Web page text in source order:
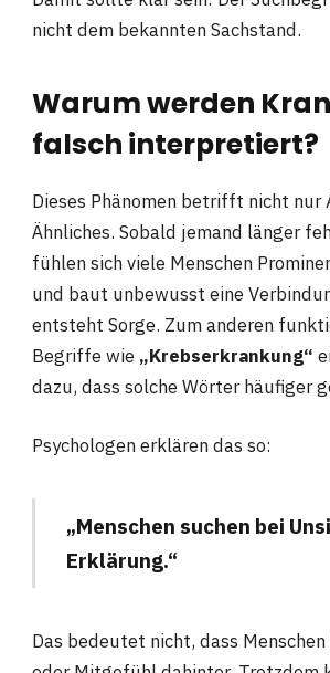
nicht dem bekannten Sachstand.
Warum werden
falsch interpretiert?
Dieses Phänomen betrifft nicht nur
Ähnliches. Sobald jemand länger
fühlen sich viele Menschen
und baut unbewusst eine
entsteht Sorge. Zum anderen
Begriffe wie „Krebserkrankung“
dazu, dass solche Wörter häufiger
Psychologen erklären das so:
„Menschen suchen bei
Erklärung.“
Das bedeutet nicht, dass